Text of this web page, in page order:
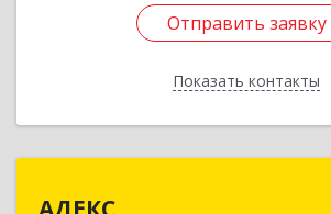
Отправить заявку
Показать контакты
Отправить заявку
Назад